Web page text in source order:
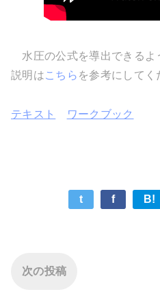
水圧の公式を導出できるよ
説明はこちら を参考にしてく
テキスト ワークブック
t f B!
次の投稿